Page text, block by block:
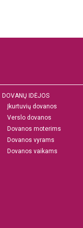
DOVANŲ IDĖJOS
Įkurtuvių dovanos
Verslo dovanos
Dovanos moterims
Dovanos vyrams
Dovanos vaikams